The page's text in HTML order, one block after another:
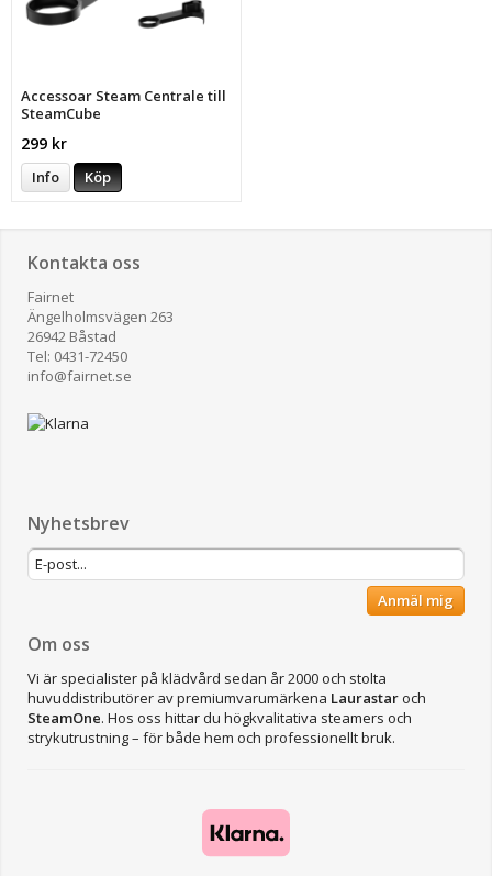
Accessoar Steam Centrale till
SteamCube
299 kr
Info Köp
Kontakta oss
Fairnet
Ängelholmsvägen 263
26942 Båstad
Tel: 0431-72450
​info@fairnet.se
Nyhetsbrev
Anmäl mig
Om oss
Vi är specialister på klädvård sedan år 2000 och stolta
huvuddistributörer av premiumvarumärkena Laurastaroch
SteamOne. Hos oss hittar du högkvalitativa steamers och
strykutrustning – för både hem och professionellt bruk.